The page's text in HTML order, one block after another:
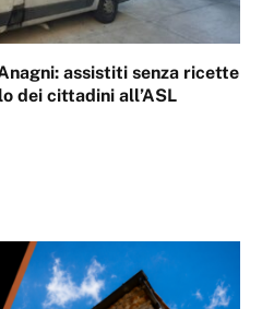
assistiti senza ricette
dei cittadini all’ASL